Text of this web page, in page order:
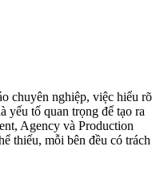
chuyên nghiệp, việc hiểu rõ
yếu tố quan trọng để tạo ra
Agency và Production
thiếu, mỗi bên đều có trách